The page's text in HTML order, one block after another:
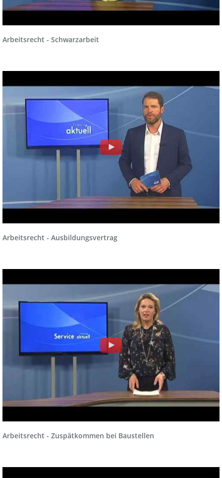
Arbeitsrecht - Schwarzarbeit
Arbeitsrecht - Ausbildungsvertrag
Arbeitsrecht - Zuspätkommen bei Baustellen